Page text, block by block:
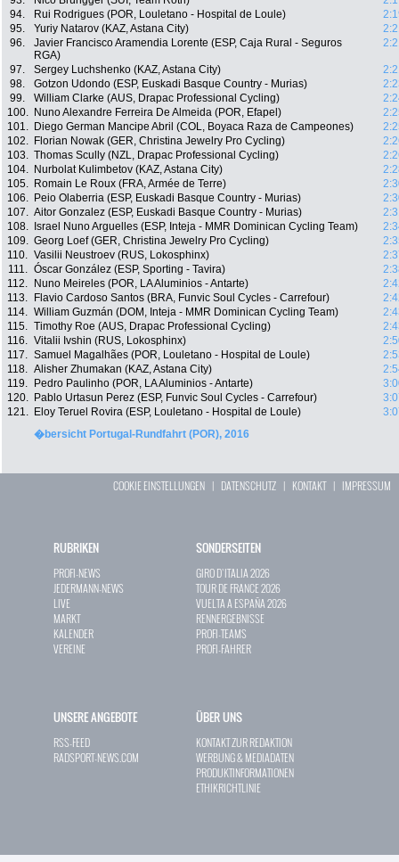
94.
Rui Rodrigues (POR, Louletano - Hospital de Loule)
95.
Yuriy Natarov (KAZ, Astana City)
96.
Javier Francisco Aramendia Lorente (ESP, Caja Rural - Seguros
RGA)
97. Sergey Luchshenko (KAZ, Astana City)
98.
Gotzon Udondo (ESP, Euskadi Basque Country - Murias)
99.
William Clarke (AUS, Drapac Professional Cycling)
100.
Nuno Alexandre Ferreira De Almeida (POR, Efapel)
101.
Diego German Mancipe Abril (COL, Boyaca Raza de Campeones)
102.
Florian Nowak (GER, Christina Jewelry Pro Cycling)
103. Thomas Scully (NZL, Drapac Professional Cycling)
104.
Nurbolat Kulimbetov (KAZ, Astana City)
105.
Romain Le Roux (FRA, Armée de Terre)
106.
Peio Olaberria (ESP, Euskadi Basque Country - Murias)
107. Aitor Gonzalez (ESP, Euskadi Basque Country - Murias)
108.
Israel Nuno Arguelles (ESP, Inteja - MMR Dominican Cycling Team)
109. Georg Loef (GER, Christina Jewelry Pro Cycling)
110. Vasilii Neustroev (RUS, Lokosphinx)
111. Óscar González (ESP, Sporting - Tavira)
112.
Nuno Meireles (POR, LA Aluminios - Antarte)
113.
Flavio Cardoso Santos (BRA, Funvic Soul Cycles - Carrefour)
114. William Guzmán (DOM, Inteja - MMR Dominican Cycling Team)
115. Timothy Roe (AUS, Drapac Professional Cycling)
116. Vitalii Ivshin (RUS, Lokosphinx)
117. Samuel Magalhães (POR, Louletano - Hospital de Loule)
118. Alisher Zhumakan (KAZ, Astana City)
119.
Pedro Paulinho (POR, LA Aluminios - Antarte)
120.
Pablo Urtasun Perez (ESP, Funvic Soul Cycles - Carrefour)
121.
Eloy Teruel Rovira (ESP, Louletano - Hospital de Loule)
�bersicht Portugal-Rundfahrt (POR), 2016
COOKIE EINSTELLUNGEN | DATENSCHUTZ | KONTAKT| IMPRESSUM
RUBRIKEN
PROFI-NEWS
JEDERMANN-NEWS
LIVE
MARKT
KALENDER
VEREINE
SONDERSEITEN
GIRO D`ITALIA 2026
TOUR DE FRANCE 2026
VUELTA A ESPAÑA 2026
RENNERGEBNISSE
PROFI-TEAMS
PROFI-FAHRER
UNSERE ANGEBOTE
RSS-FEED
RADSPORT-NEWS.COM
ÜBER UNS
KONTAKT ZUR REDAKTION
WERBUNG & MEDIADATEN
PRODUKTINFORMATIONEN
ETHIKRICHTLINIE